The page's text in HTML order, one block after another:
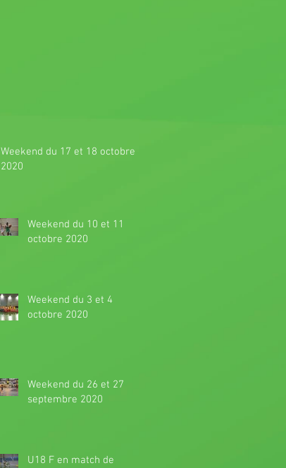
Weekend du 17 et 18 octobre
2020
Weekend du 10 et 11
octobre 2020
Weekend du 3 et 4
octobre 2020
Weekend du 26 et 27
septembre 2020
U18 F en match de